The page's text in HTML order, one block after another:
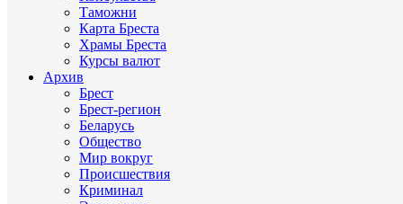
Таможни
Карта Бреста
Храмы Бреста
Курсы валют
Архив
Брест
Брест-регион
Беларусь
Общество
Мир вокруг
Происшествия
Криминал